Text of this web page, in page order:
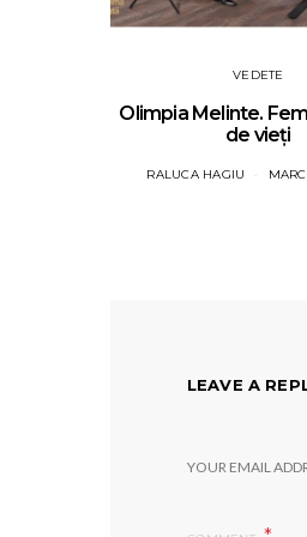
VEDETE
Olimpia Melinte.
de vieți
RALUCA HAGIU
LEAVE A
YOUR EMAIL